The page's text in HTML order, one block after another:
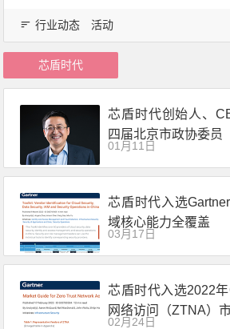
行业动态 活动
芯盾时代
芯盾时代创始人、
四届北京市政协委员
01月11日
芯盾时代入选
域核心能力全覆盖
03月17日
芯盾时代入选2022
网络访问（ZTNA）
02月24日